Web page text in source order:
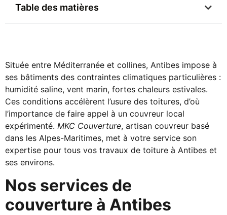
Table des matières
Située entre Méditerranée et collines, Antibes impose à
ses bâtiments des contraintes climatiques particulières :
humidité saline, vent marin, fortes chaleurs estivales.
Ces conditions accélèrent l’usure des toitures, d’où
l’importance de faire appel à un couvreur local
expérimenté. MKC Couverture, artisan couvreur basé
dans les Alpes-Maritimes, met à votre service son
expertise pour tous vos travaux de toiture à Antibes et
ses environs.
Nos services de
couverture à Antibes